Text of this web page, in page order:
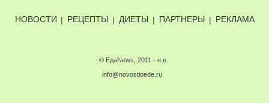
НОВОСТИ | РЕЦЕПТЫ | ДИЕТЫ | ПАРТНЕРЫ | РЕКЛАМА
© ЕдаNews, 2011 - н.в.
info@novostioede.ru